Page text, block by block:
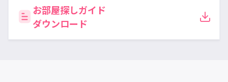
お部屋探しガイド
ダウンロード